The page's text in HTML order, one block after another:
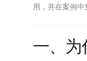
用，并在案例
一、为